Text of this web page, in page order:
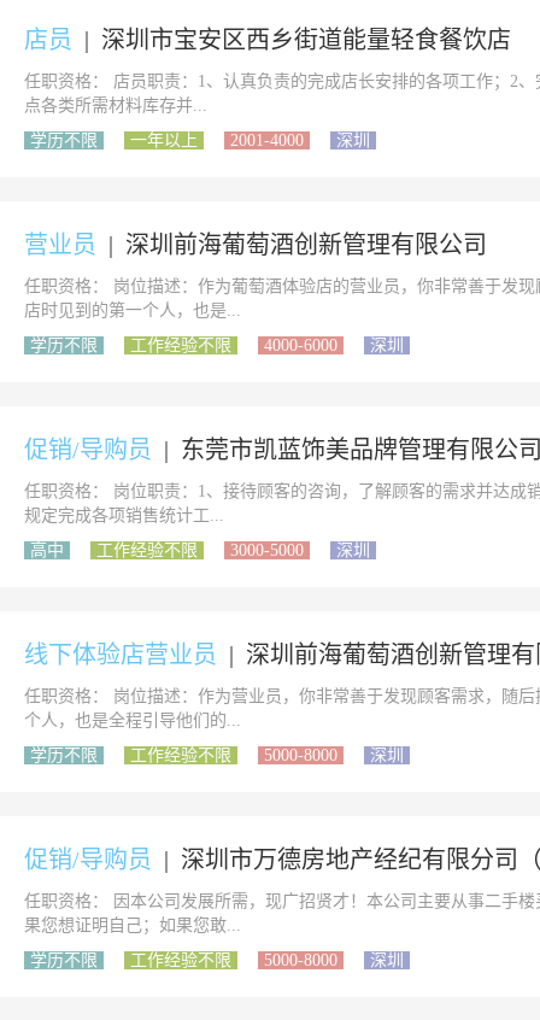
店员 | 深圳市宝安区西乡街道能量轻食餐饮店
任职资格： 店员职责：1、认真负责的完成店长安排的各项工作；2
点各类所需材料库存并...
学历不限
一年以上 2001-4000 深圳
营业员 | 深圳前海葡萄酒创新管理有限公司
任职资格： 岗位描述：作为葡萄酒体验店的营业员，你非常善于发
店时见到的第一个人，也是...
学历不限
工作经验不限 4000-6000 深圳
促销/导购员 | 东莞市凯蓝饰美品牌管理有限公
任职资格： 岗位职责：1、接待顾客的咨询，了解顾客的需求并达
规定完成各项销售统计工...
高中
工作经验不限 3000-5000 深圳
线下体验店营业员 | 深圳前海葡萄酒创新管理
任职资格： 岗位描述：作为营业员，你非常善于发现顾客需求，随
个人，也是全程引导他们的...
学历不限
工作经验不限 5000-8000 深圳
促销/导购员 | 深圳市万德房地产经纪有限分司
任职资格： 因本公司发展所需，现广招贤才！本公司主要从事二手
果您想证明自己；如果您敢...
学历不限
工作经验不限 5000-8000 深圳